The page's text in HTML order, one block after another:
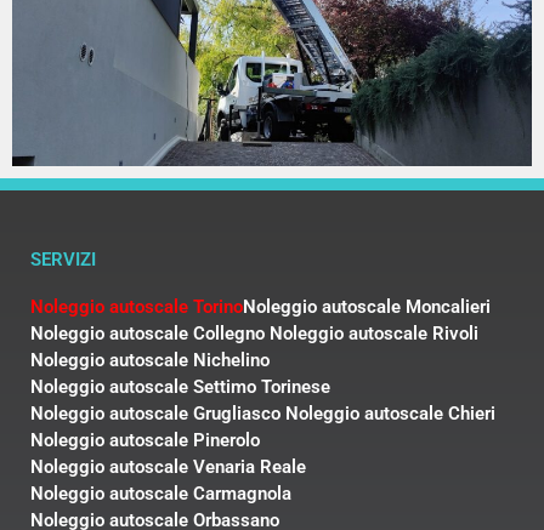
SERVIZI
Noleggio autoscale TorinoNoleggio autoscale Moncalieri
Noleggio autoscale Collegno Noleggio autoscale Rivoli
Noleggio autoscale Nichelino
Noleggio autoscale Settimo Torinese
Noleggio autoscale Grugliasco Noleggio autoscale Chieri
Noleggio autoscale Pinerolo
Noleggio autoscale Venaria Reale
Noleggio autoscale Carmagnola
Noleggio autoscale Orbassano